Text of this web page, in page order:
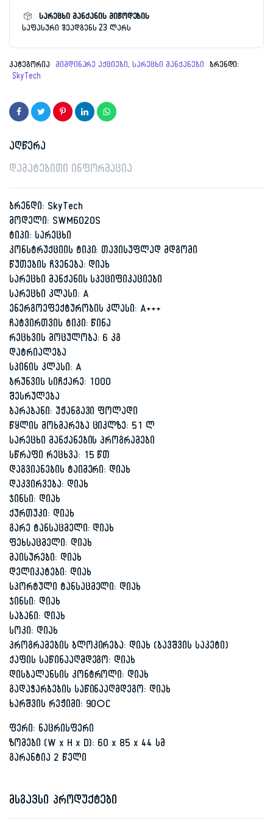
სარეცხი მანქანის მიწოდების
საფასური შეადგენს 23 ლარს
კატეგორია მიმდინარე აქციები,სარეცხი მანქანები ბრენდი:
SkyTech
აღწერა
დამატებითი ინფორმაცია
ბრენდი: SkyTech
მოდელი: SWM6020S
ტიპი: სარეცხი
კონსტრუქციის ტიპი: თავისუფლად მდგომი
წუთების ჩვენება: დიახ
სარეცხი მანქანის სპეციფიკაციები
სარეცხი კლასი: A
ენერგოეფექტურობის კლასი: A+++
ჩატვირთვის ტიპი: წინა
რეცხვის მოცულობა: 6 კგ
დატრიალება
სპინის კლასი: A
ბრუნვის სიჩქარე: 1000
შესრულება
ბარაბანი: უჟანგავი ფოლადი
წყლის მოხმარება ციკლზე: 51 ლ
სარეცხი მანქანების პროგრამები
სწრაფი რეცხვა: 15 წთ
დაგვიანების ტაიმერი: დიახ
დაკვირვება: დიახ
ჯინსი: დიახ
ქურთუკი: დიახ
გარე ტანსაცმელი: დიახ
ფეხსაცმელი: დიახ
მაისურები: დიახ
დელიკატები: დიახ
სპორტული ტანსაცმელი: დიახ
ჯინსი: დიახ
საბანი: დიახ
სოკი: დიახ
პროგრამების ბლოკირება: დიახ (ბავშვის საკეტი)
ქაფის საწინააღმდეგო: დიახ
დისბალანსის კონტროლი: დიახ
გადაჭარბების საწინააღმდეგო: დიახ
ხარშვის რეჟიმი: 90°C
ფერი: ნაცრისფერი
ზომები (W x H x D): 60 x 85 x 44 სმ
გარანტია 2 წელი
მსგავსი პროდუქტები